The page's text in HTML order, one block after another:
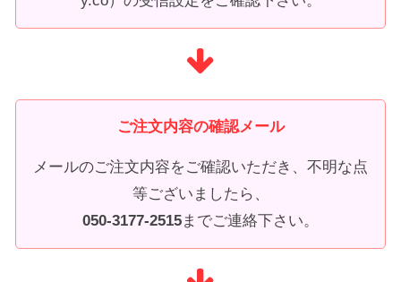
ご注文内容の確認メール
メールのご注文内容をご確認いただき、不明な点
等ございましたら、
050-3177-2515までご連絡下さい。